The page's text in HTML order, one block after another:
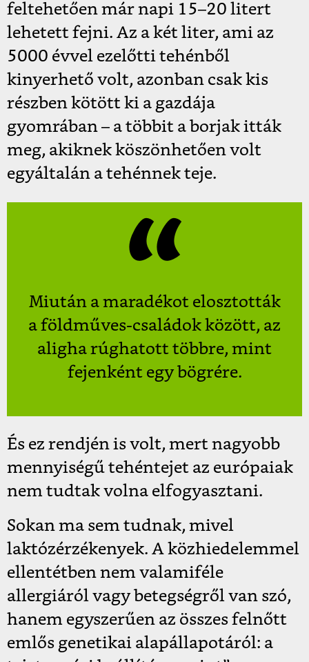
feltehetően már napi 15–20 litert
lehetett fejni. Az a két liter, ami az
5000 évvel ezelőtti tehénből
kinyerhető volt, azonban csak kis
részben kötött ki a gazdája
gyomrában – a többit a borjak itták
meg, akiknek köszönhetően volt
egyáltalán a tehénnek teje.
Miután a maradékot elosztották
a földműves-családok között, az
aligha rúghatott többre, mint
fejenként egy bögrére.
És ez rendjén is volt, mert nagyobb
mennyiségű tehéntejet az európaiak
nem tudtak volna elfogyasztani.
Sokan ma sem tudnak, mivel
laktózérzékenyek. A közhiedelemmel
ellentétben nem valamiféle
allergiáról vagy betegségről van szó,
hanem egyszerűen az összes felnőtt
emlős genetikai alapállapotáról: a